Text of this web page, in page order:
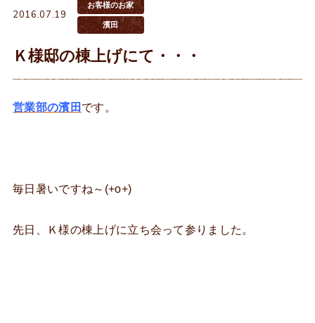
2016.07.19
お客様のお家
濱田
Ｋ様邸の棟上げにて・・・
営業部の濱田 です。
毎日暑いですね～(+o+)
先日、Ｋ様の棟上げに立ち会って参りました。